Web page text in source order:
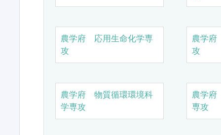
農学府 応用生命化学専
攻
農学
攻
農学府 物質循環環境科
学専攻
農学
専攻